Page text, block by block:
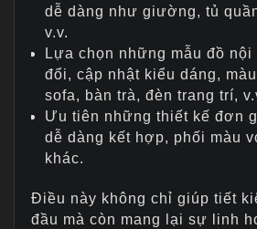
dễ dàng như giường, tủ
v.v.
Lựa chọn những mẫu đồ nội
đổi, cập nhật kiểu dáng,
sofa, bàn trà, đèn trang trí,
Ưu tiên những thiết kế đơn
dễ dàng kết hợp, phối màu
khác.
Điều này không chỉ giúp tiết
đầu mà còn mang lại sự linh